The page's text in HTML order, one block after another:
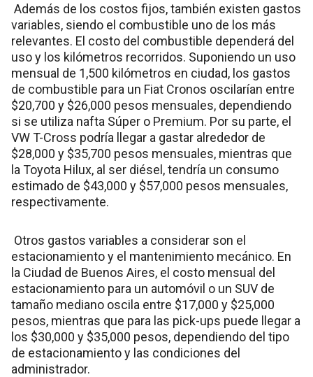
Además de los costos fijos, también existen gastos
variables, siendo el combustible uno de los más
relevantes. El costo del combustible dependerá del
uso y los kilómetros recorridos. Suponiendo un uso
mensual de 1,500 kilómetros en ciudad, los gastos
de combustible para un Fiat Cronos oscilarían entre
$20,700 y $26,000 pesos mensuales, dependiendo
si se utiliza nafta Súper o Premium. Por su parte, el
VW T-Cross podría llegar a gastar alrededor de
$28,000 y $35,700 pesos mensuales, mientras que
la Toyota Hilux, al ser diésel, tendría un consumo
estimado de $43,000 y $57,000 pesos mensuales,
respectivamente.
Otros gastos variables a considerar son el
estacionamiento y el mantenimiento mecánico. En
la Ciudad de Buenos Aires, el costo mensual del
estacionamiento para un automóvil o un SUV de
tamaño mediano oscila entre $17,000 y $25,000
pesos, mientras que para las pick-ups puede llegar a
los $30,000 y $35,000 pesos, dependiendo del tipo
de estacionamiento y las condiciones del
administrador.